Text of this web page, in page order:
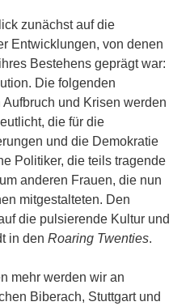
zunächst auf die
Entwicklungen, von denen
Bestehens geprägt war:
Die folgenden
und Krisen werden
die für die
und die Demokratie
Politiker, die teils tragende
anderen Frauen, die nun
mitgestalteten. Den
die pulsierende Kultur und
in den Roaring Twenties.
mehr werden wir an
Biberach, Stuttgart und